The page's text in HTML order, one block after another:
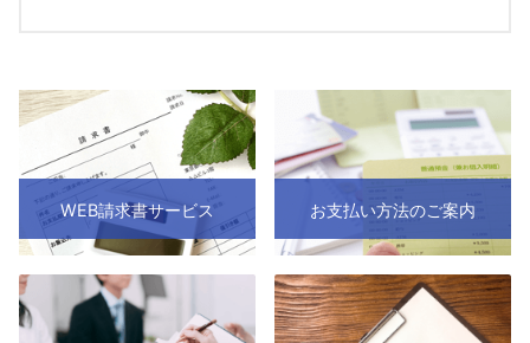
WEB請求書サービス お支払い方法のご案内